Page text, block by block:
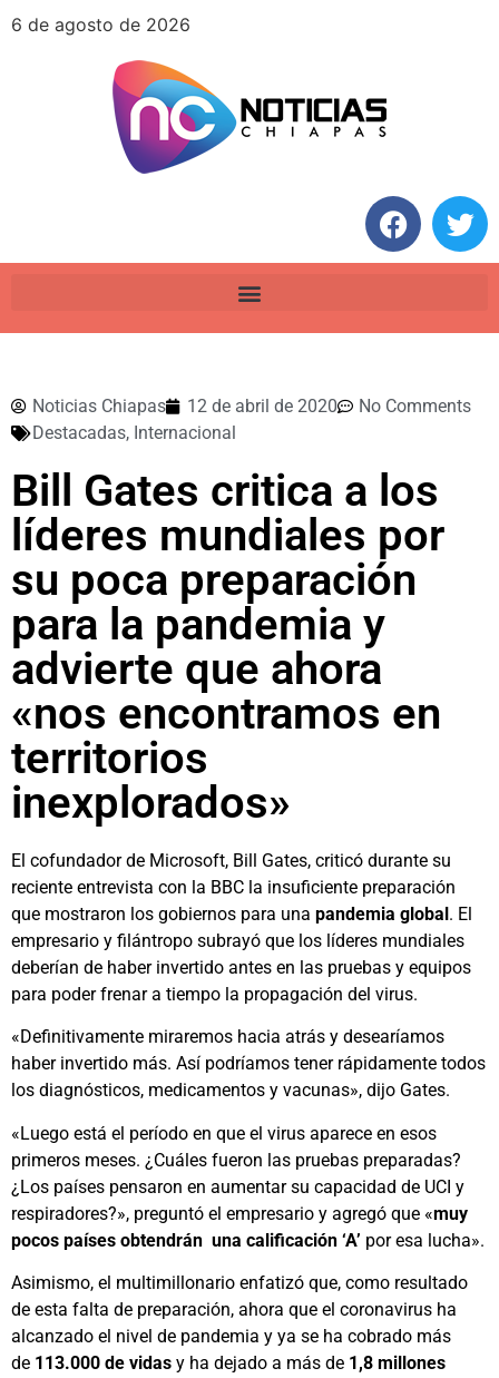
6 de agosto de 2026
Noticias Chiapas 12 de abril de 2020
No Comments
Destacadas, Internacional
Bill Gates critica a los
líderes mundiales por
su poca preparación
para la pandemia y
advierte que ahora
«nos encontramos en
territorios
inexplorados»
El cofundador de Microsoft, Bill Gates, criticó durante su
reciente entrevista con la BBC la insuficiente preparación
que mostraron los gobiernos para una pandemia global. El
empresario y filántropo subrayó que los líderes mundiales
deberían de haber invertido antes en las pruebas y equipos
para poder frenar a tiempo la propagación del virus.
«Definitivamente miraremos hacia atrás y desearíamos
haber invertido más. Así podríamos tener rápidamente todos
los diagnósticos, medicamentos y vacunas», dijo Gates.
«Luego está el período en que el virus aparece en esos
primeros meses. ¿Cuáles fueron las pruebas preparadas?
¿Los países pensaron en aumentar su capacidad de UCI y
respiradores?», preguntó el empresario y agregó que «muy
pocos países obtendrán una calificación ‘A’ por esa lucha».
Asimismo, el multimillonario enfatizó que, como resultado
de esta falta de preparación, ahora que el coronavirus ha
alcanzado el nivel de pandemia y ya se ha cobrado más
de 113.000 de vidas y ha dejado a más de 1,8 millones